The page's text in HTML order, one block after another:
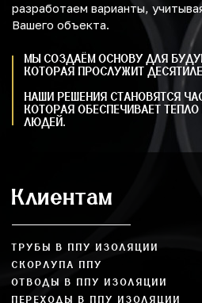
разработаем варианты,
Вашего объекта.
МЫ СОЗДАЁМ ОСНОВУ ДЛЯ
КОТОРАЯ ПРОСЛУЖИТ
НАШИ РЕШЕНИЯ СТАНОВЯТСЯ
КОТОРАЯ ОБЕСПЕЧИВАЕТ
ЛЮДЕЙ.
Клиентам
ТРУБЫ В ППУ ИЗОЛЯЦИИ
СКОРЛУПА ППУ
ОТВОДЫ В ППУ ИЗОЛЯЦИИ
ПЕРЕХОДЫ В ППУ ИЗОЛЯЦИИ